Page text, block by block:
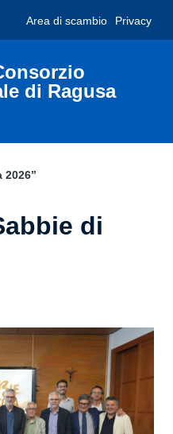
Area di scambio Privacy
di Ragusa
2026”
di